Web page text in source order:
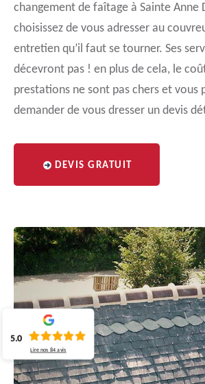
changement de faîtage à Sainte Anne
choisissez de vous adresser au
entretien qu’il faut se tourner. Ses
décevront pas ! en plus de cela, le
prestations ne sont pas chers et vous
demander de vous dresser un devis
DEVIS GRATUIT
5.0
Lire nos84 avis